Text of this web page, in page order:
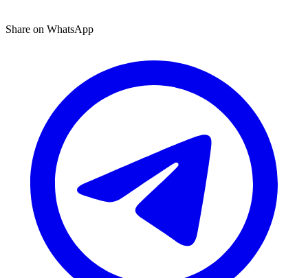
Share on WhatsApp